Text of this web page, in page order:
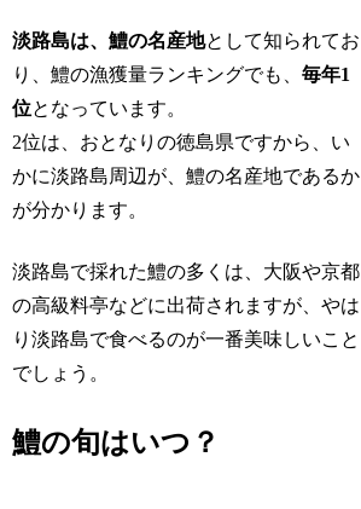
淡路島は、鱧の名産地として知られてお
り、鱧の漁獲量ランキングでも、毎年1
位となっています。
2位は、おとなりの徳島県ですから、い
かに淡路島周辺が、鱧の名産地であるか
が分かります。
淡路島で採れた鱧の多くは、大阪や京都
の高級料亭などに出荷されますが、やは
り淡路島で食べるのが一番美味しいこと
でしょう。
鱧の旬はいつ？